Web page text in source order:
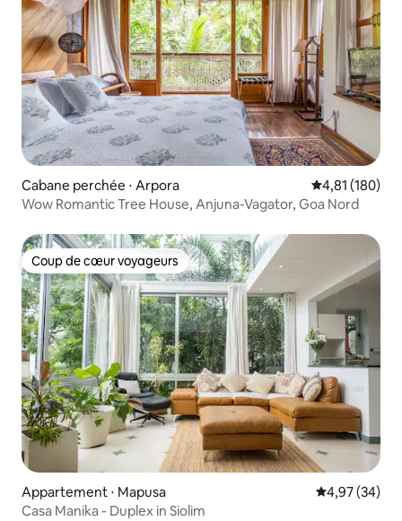
Cabane perchée ⋅ Arpora Évaluation
4,81 (180)
Wow Romantic Tree House, Anjuna-Vagator, Goa Nord
Coup de cœur voyageurs
Coup de cœur voyageurs
Appartement ⋅ Mapusa Évaluation
4,97 (34)
Casa Manika - Duplex in Siolim